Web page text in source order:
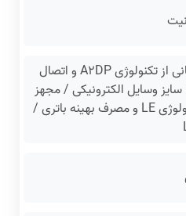
پشتیبانی از تکنولوژی A۲DP و اتصال
سایز وسایل الکترونیکی / مجهز
به تکنولوژی LE و مصرف بهینه باتری /